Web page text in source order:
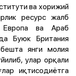
ва хорижий
ресурс жалб
Европа ва Араб
Буюк Британия
янги молия
улар орқали
иқтисодиётга